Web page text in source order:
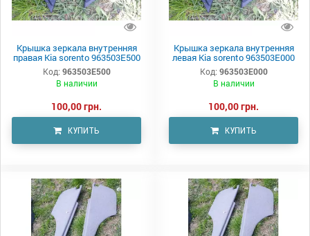
Крышка зеркала внутренняя
правая Kia sorento 963503E500
Код: 963503E500
В наличии
100,00 грн.
КУПИТЬ
Крышка зеркала внутренняя
левая Kia sorento 963503E000
Код: 963503E000
В наличии
100,00 грн.
КУПИТЬ